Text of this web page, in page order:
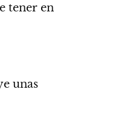
tener en
unas